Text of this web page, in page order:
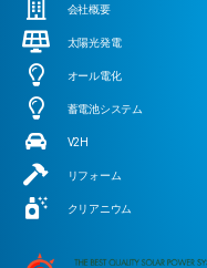
会社概要
太陽光発電
オール電化
蓄電池システム
V2H
リフォーム
クリアニウム